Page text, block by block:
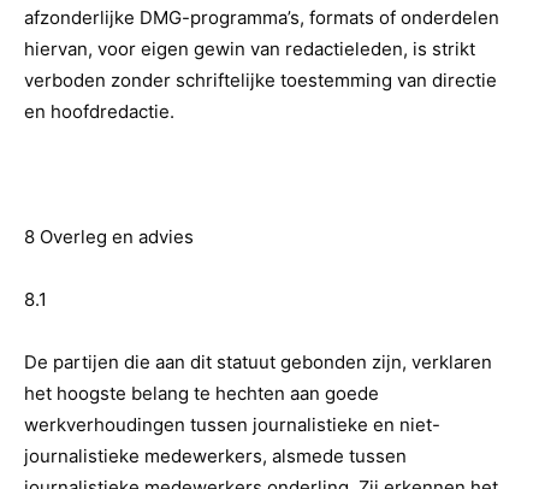
afzonderlijke DMG-programma’s, formats of onderdelen
hiervan, voor eigen gewin van redactieleden, is strikt
verboden zonder schriftelijke toestemming van directie
en hoofdredactie.
8 Overleg en advies
8.1
De partijen die aan dit statuut gebonden zijn, verklaren
het hoogste belang te hechten aan goede
werkverhoudingen tussen journalistieke en niet-
journalistieke medewerkers, alsmede tussen